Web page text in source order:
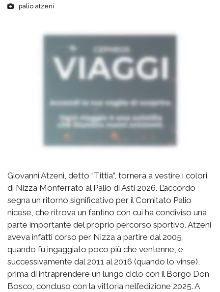
palio atzeni
Giovanni Atzeni, detto “Tittia”, tornerà a vestire i colori
di Nizza Monferrato al Palio di Asti 2026. L’accordo
segna un ritorno significativo per il Comitato Palio
nicese, che ritrova un fantino con cui ha condiviso una
parte importante del proprio percorso sportivo. Atzeni
aveva infatti corso per Nizza a partire dal 2005,
quando fu ingaggiato poco più che ventenne, e
successivamente dal 2011 al 2016 (quando lo vinse),
prima di intraprendere un lungo ciclo con il Borgo Don
Bosco, concluso con la vittoria nell’edizione 2025. A